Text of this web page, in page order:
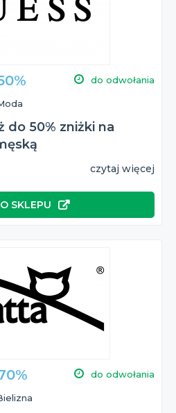
do odwołania
do 50% zniżki na
czytaj więcej
SKLEPU
do odwołania